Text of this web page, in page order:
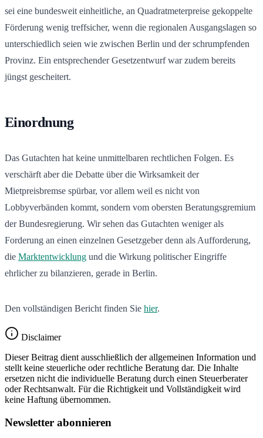
sei eine bundesweit einheitliche, an Quadratmeterpreise gekoppelte
Förderung wenig treffsicher, wenn die regionalen Ausgangslagen so
unterschiedlich seien wie zwischen Berlin und der schrumpfenden
Provinz. Ein entsprechender Gesetzentwurf war zudem bereits
jüngst gescheitert.
Einordnung
Das Gutachten hat keine unmittelbaren rechtlichen Folgen. Es
verschärft aber die Debatte über die Wirksamkeit der
Mietpreisbremse spürbar, vor allem weil es nicht von
Lobbyverbänden kommt, sondern vom obersten Beratungsgremium
der Bundesregierung. Wir sehen das Gutachten weniger als
Forderung an einen einzelnen Gesetzgeber denn als Aufforderung,
die Marktentwicklung und die Wirkung politischer Eingriffe
ehrlicher zu bilanzieren, gerade in Berlin.
Den vollständigen Bericht finden Sie hier.
Disclaimer
Dieser Beitrag dient ausschließlich der allgemeinen Information und
stellt keine steuerliche oder rechtliche Beratung dar. Die Inhalte
ersetzen nicht die individuelle Beratung durch einen Steuerberater
oder Rechtsanwalt. Für die Richtigkeit und Vollständigkeit wird
keine Haftung übernommen.
Newsletter abonnieren